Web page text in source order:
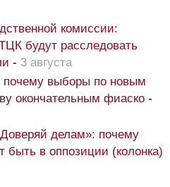
комиссии:
будут расследовать
- 3 августа
почему выборы по новым
окончательным фиаско -
делам»: почему
быть в оппозиции (колонка)